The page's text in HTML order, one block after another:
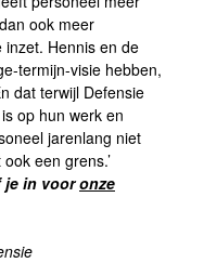
ook meer
Hennis en de
termijn-visie hebben,
dat terwijl Defensie
op hun werk en
jarenlang niet
een grens.’
je in vooronze